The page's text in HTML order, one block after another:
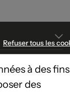
Refuser tous les
à des fins
des